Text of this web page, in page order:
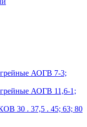
АОГВ 7-3;
АОГВ 11,6-1;
30 . 37,5 . 45; 63; 80